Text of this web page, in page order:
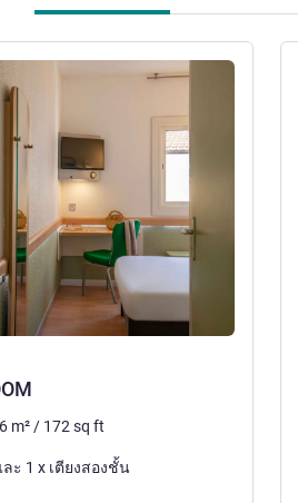
m² / 172 sq ft
1 x เตียงใหญ่ และ 1 x เตียงสองชั้น